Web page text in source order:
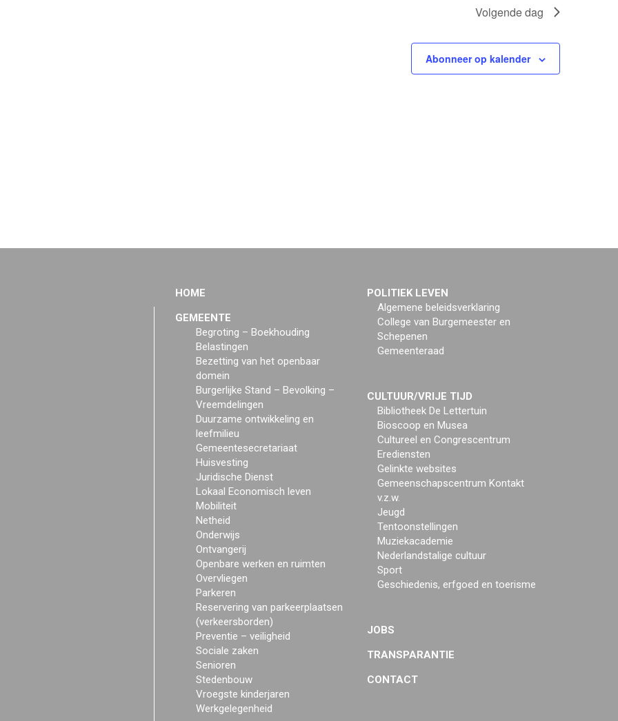
Volgende dag
Abonneer op kalender
HOME
GEMEENTE
Begroting – Boekhouding
Belastingen
Bezetting van het openbaar
domein
Burgerlijke Stand – Bevolking –
Vreemdelingen
Duurzame ontwikkeling en
leefmilieu
Gemeentesecretariaat
Huisvesting
Juridische Dienst
Lokaal Economisch leven
Mobiliteit
Netheid
Onderwijs
Ontvangerij
Openbare werken en ruimten
Overvliegen
Parkeren
Reservering van parkeerplaatsen
(verkeersborden)
Preventie – veiligheid
Sociale zaken
Senioren
Stedenbouw
Vroegste kinderjaren
Werkgelegenheid
POLITIEK LEVEN
Algemene beleidsverklaring
College van Burgemeester en
Schepenen
Gemeenteraad
CULTUUR/VRIJE TIJD
Bibliotheek De Lettertuin
Bioscoop en Musea
Cultureel en Congrescentrum
Erediensten
Gelinkte websites
Gemeenschapscentrum Kontakt
v.z.w.
Jeugd
Tentoonstellingen
Muziekacademie
Nederlandstalige cultuur
Sport
Geschiedenis, erfgoed en toerisme
JOBS
TRANSPARANTIE
CONTACT